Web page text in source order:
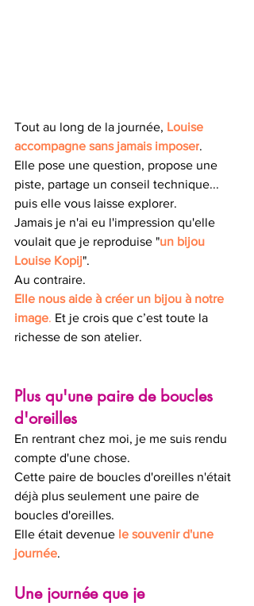
Tout au long de la journée, Louise
accompagne sans jamais imposer.
Elle pose une question, propose une
piste, partage un conseil technique...
puis elle vous laisse explorer.
Jamais je n'ai eu l'impression qu'elle
voulait que je reproduise "un bijou
Louise Kopij".
Au contraire.
Elle nous aide à créer un bijou à notre
image. Et je crois que c’est toute la
richesse de son atelier.
Plus qu'une paire de boucles
d'oreilles
En rentrant chez moi, je me suis rendu
compte d'une chose.
Cette paire de boucles d'oreilles n'était
déjà plus seulement une paire de
boucles d'oreilles.
Elle était devenue le souvenir d'une
journée.
Une journée que je